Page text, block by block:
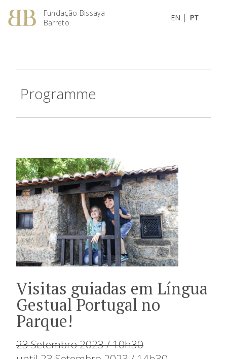
Fundação Bissaya
Barreto
EN | PT
Programme
Visitas guiadas em Língua
Gestual Portugal no
Parque!
23 Setembro 2023 / 10h30